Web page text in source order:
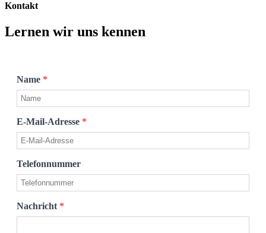
Kontakt
Lernen wir uns kennen
Name *
E-Mail-Adresse *
Telefonnummer
Nachricht *